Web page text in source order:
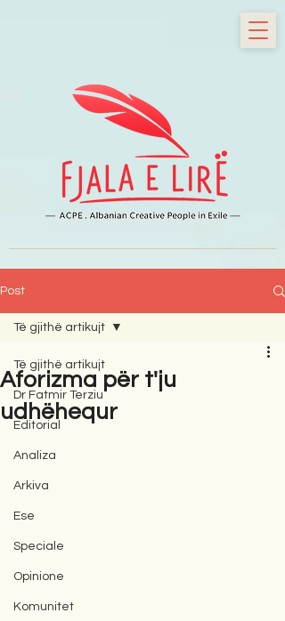
Post
Të gjithë artikujt
Dr Fatmir Terziu
Editorial
Analiza
Arkiva
Ese
Speciale
Opinione
Komunitet
Të gjithë artikujt
Aforizma për t'ju
udhëhequr